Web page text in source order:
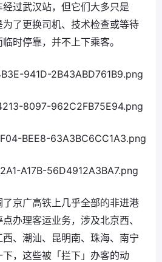
过武汉站，但它们大多只是
为了更换司机、技术检查或等待
时停靠，并不上下乘客。
京广高铁上几乎全部的非进港
办理客运业务，涉及北京西、
、潮汕、昆明南、珠海、南宁
，这些被「拦下」办客的动